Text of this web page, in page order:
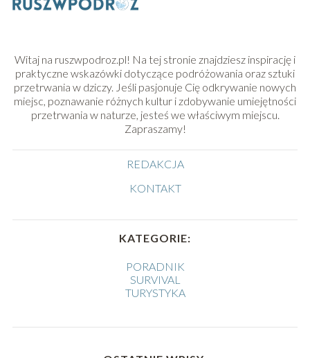
Witaj na ruszwpodroz.pl! Na tej stronie znajdziesz inspirację i
praktyczne wskazówki dotyczące podróżowania oraz sztuki
przetrwania w dziczy. Jeśli pasjonuje Cię odkrywanie nowych
miejsc, poznawanie różnych kultur i zdobywanie umiejętności
przetrwania w naturze, jesteś we właściwym miejscu.
Zapraszamy!
REDAKCJA
KONTAKT
KATEGORIE:
PORADNIK
SURVIVAL
TURYSTYKA